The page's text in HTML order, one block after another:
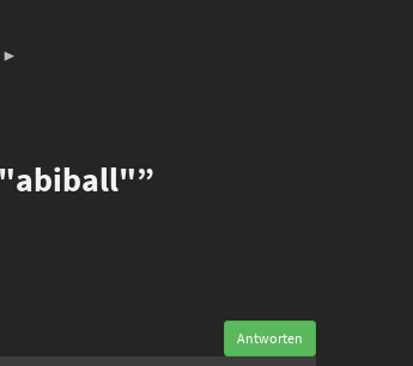
►
"abiball"”
Antworten